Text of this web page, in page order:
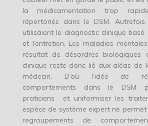
la médicamentation trop
répertoriés dans le DSM.
utilisaient le diagnostic clinique basé
et l’entretien. Les maladies
résultat de désordres biologiques
clinique reste donc lié aux aléas de
médecin. D’où l’idée de
comportements dans le DSM
praticiens et uniformiser les
espèce de système expert ne
regroupements de